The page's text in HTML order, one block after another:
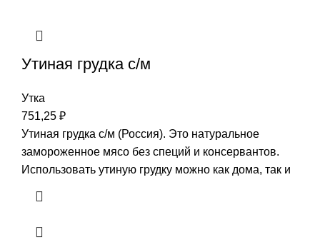
Утиная грудка с/м
Утка
751,25 ₽
Утиная грудка с/м (Россия). Это натуральное
замороженное мясо без специй и консервантов.
Использовать утиную грудку можно как дома, так и